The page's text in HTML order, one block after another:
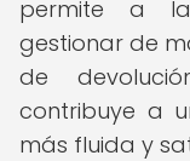
permite a
gestionar de
de
contribuye a
más fluida y